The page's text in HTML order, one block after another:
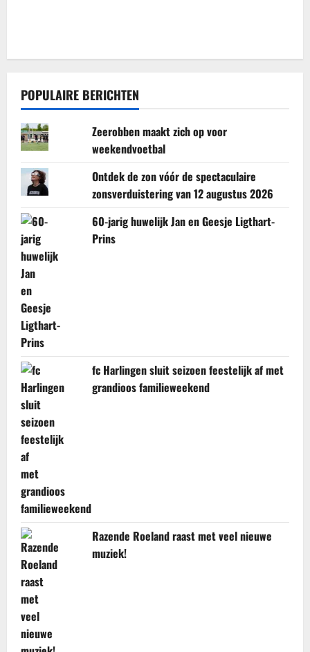
POPULAIRE BERICHTEN
Zeerobben maakt zich op voor
weekendvoetbal
Ontdek de zon vóór de spectaculaire
zonsverduistering van 12 augustus 2026
60-jarig huwelijk Jan en Geesje Ligthart-
Prins
fc Harlingen sluit seizoen feestelijk af met
grandioos familieweekend
Razende Roeland raast met veel nieuwe
muziek!